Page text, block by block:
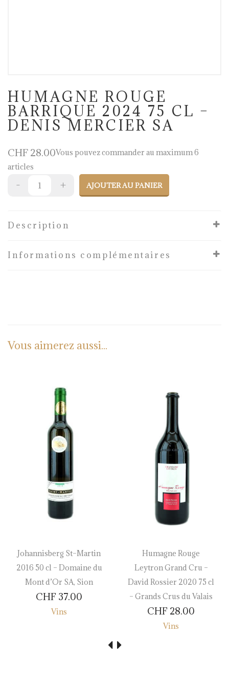
HUMAGNE ROUGE
BARRIQUE 2024 75 CL –
DENIS MERCIER SA
CHF 28.00Vous pouvez commander au maximum 6
articles
AJOUTER AU PANIER
Description
Informations complémentaires
Vous aimerez aussi...
Johannisberg St–Martin
2016 50 cl – Domaine du
Mont d’Or SA, Sion
CHF 37.00
Vins
Humagne Rouge
Leytron Grand Cru –
David Rossier 2020 75 cl
– Grands Crus du Valais
CHF 28.00
Vins